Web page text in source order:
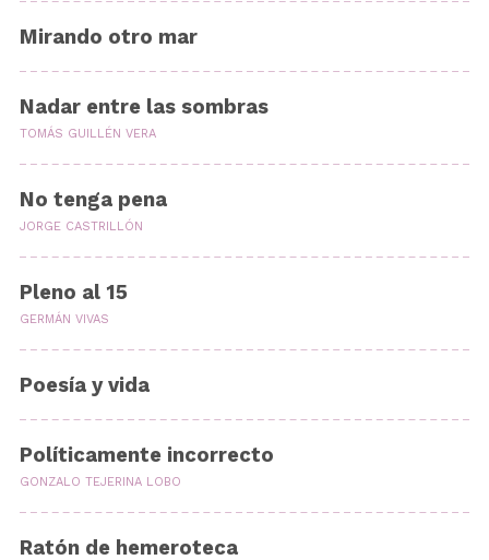
Mirando otro mar
Nadar entre las sombras
TOMÁS GUILLÉN VERA
No tenga pena
JORGE CASTRILLÓN
Pleno al 15
GERMÁN VIVAS
Poesía y vida
Políticamente incorrecto
GONZALO TEJERINA LOBO
Ratón de hemeroteca